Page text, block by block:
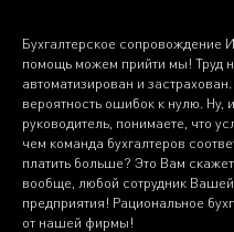
Бухгалтерское сопровождение
помощь можем прийти мы! Труд
автоматизирован и
вероятность ошибок к нулю. Ну,
руководитель, понимаете, что
чем команда бухгалтеров
платить больше? Это Вам
вообще, любой сотрудник
предприятия! Рациональное
от нашей фирмы!